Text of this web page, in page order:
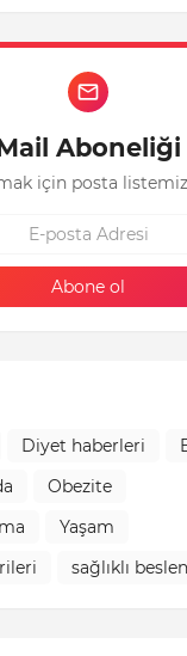
Aboneliği
için posta
Diyet haberleri
Obezite
Yaşam
sağlıklı